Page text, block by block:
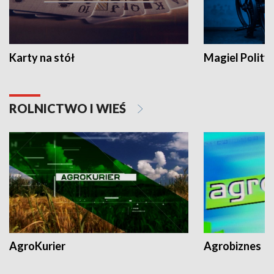
Karty na stół Magiel
ROLNICTWO I WIEŚ
AgroKurier Agrobiznes